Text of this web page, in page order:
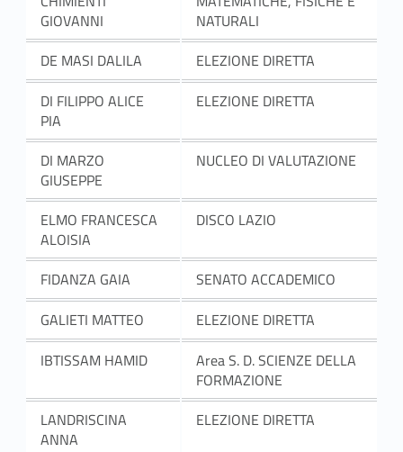
GIOVANNI
NATURALI
DE MASI DALILA
ELEZIONE DIRETTA
DI FILIPPO ALICE
PIA
ELEZIONE DIRETTA
DI MARZO
GIUSEPPE
NUCLEO DI VALUTAZIONE
ELMO FRANCESCA
ALOISIA
DISCO LAZIO
FIDANZA GAIA
SENATO ACCADEMICO
GALIETI MATTEO
ELEZIONE DIRETTA
IBTISSAM HAMID
Area S. D. SCIENZE DELLA
FORMAZIONE
LANDRISCINA
ANNA
ELEZIONE DIRETTA